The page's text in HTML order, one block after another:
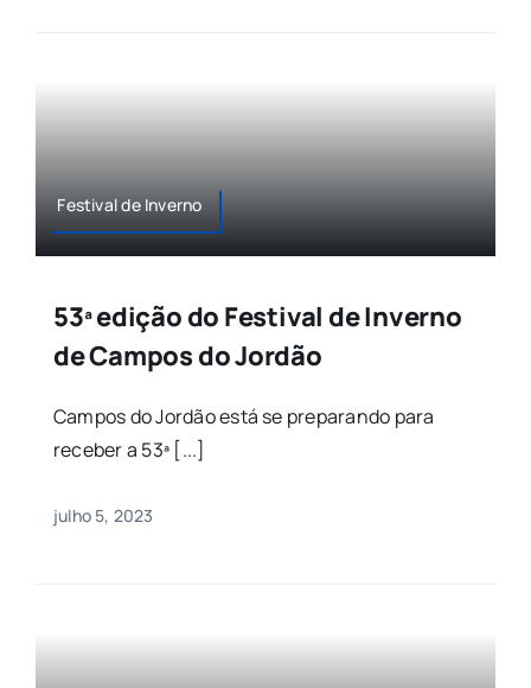
Festival de Inverno
53ª edição do Festival de Inverno
de Campos do Jordão
Campos do Jordão está se preparando para
receber a 53ª [...]
julho 5, 2023